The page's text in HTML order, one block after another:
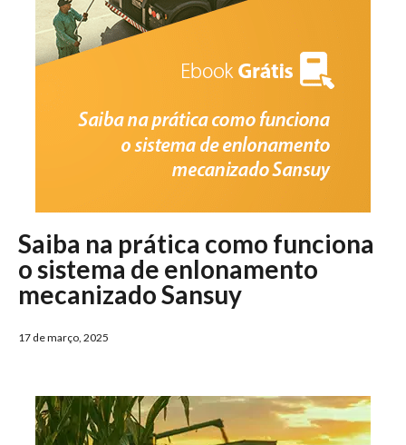
Saiba na prática como funciona
o sistema de enlonamento
mecanizado Sansuy
17 de março, 2025